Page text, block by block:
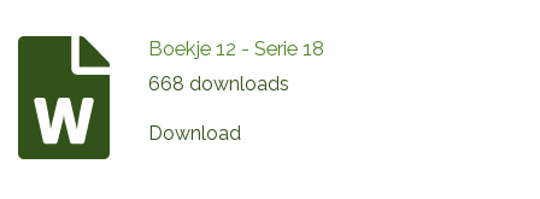
Boekje 12 - Serie 18
668 downloads
Download